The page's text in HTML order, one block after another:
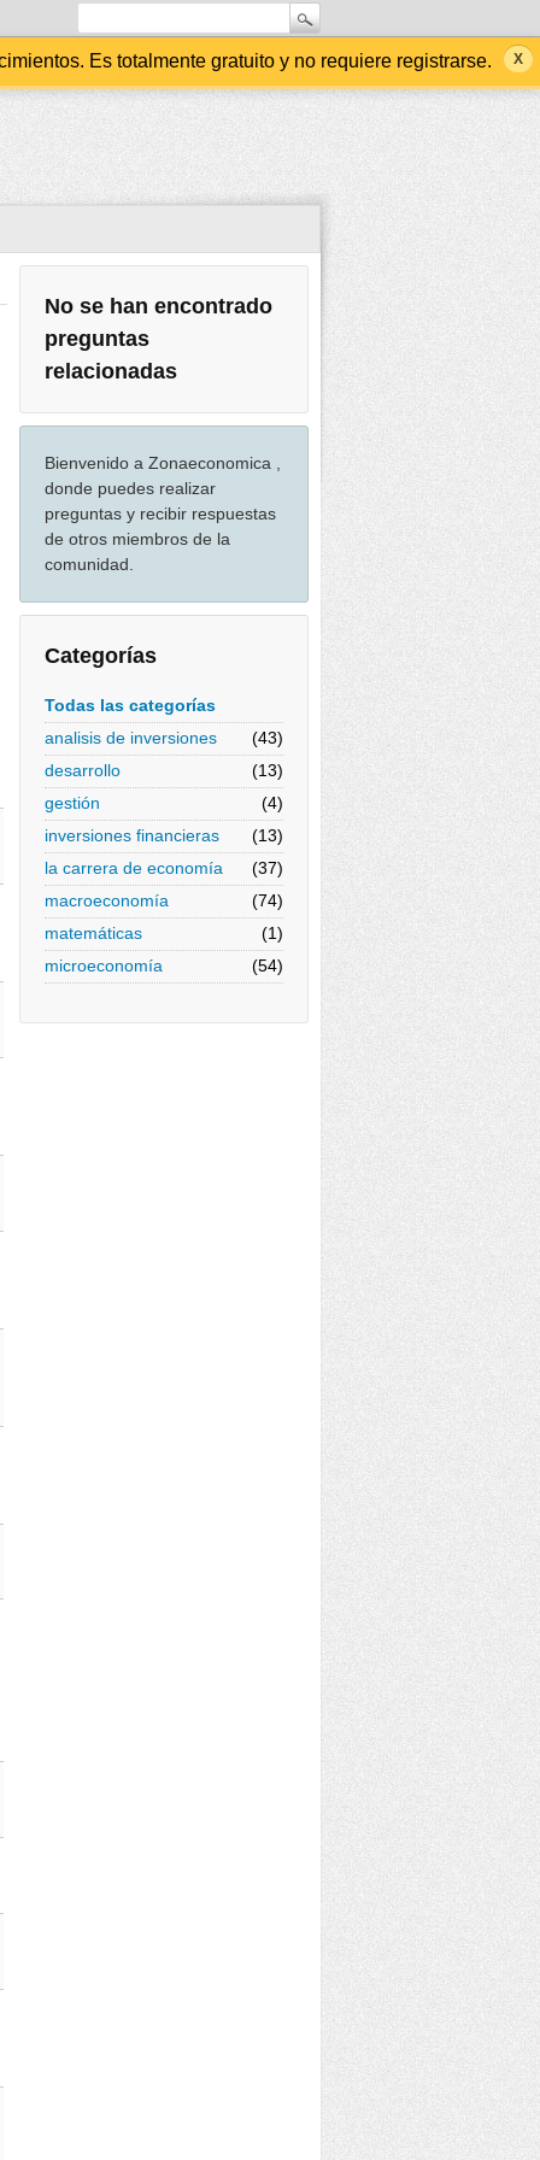
Es totalmente gratuito y no requiere registrarse.
No se han encontrado
preguntas
relacionadas
Bienvenido a Zonaeconomica ,
donde puedes realizar
preguntas y recibir respuestas
de otros miembros de la
comunidad.
Categorías
Todas las categorías
analisis de inversiones
(43)
desarrollo
(13)
gestión
(4)
inversiones financieras
(13)
la carrera de economía
(37)
macroeconomía
(74)
matemáticas
(1)
microeconomía
(54)